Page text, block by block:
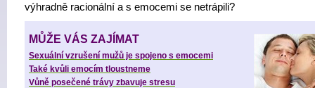
výhradně racionální a s emocemi se netrápili?
MŮŽE VÁS ZAJÍMAT
Sexuální vzrušení mužů je spojeno s emocemi
Také kvůli emocím tloustneme
Vůně posečené trávy zbavuje stresu